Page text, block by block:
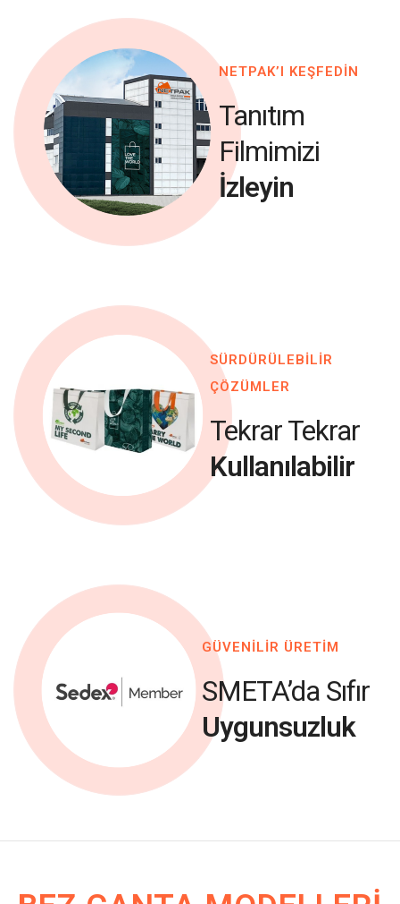
NETPAK’I KEŞFEDİN
Tanıtım
Filmimizi
İzleyin
SÜRDÜRÜLEBİLİR
ÇÖZÜMLER
Tekrar Tekrar
Kullanılabilir
GÜVENİLİR ÜRETİM
SMETA’da Sıfır
Uygunsuzluk